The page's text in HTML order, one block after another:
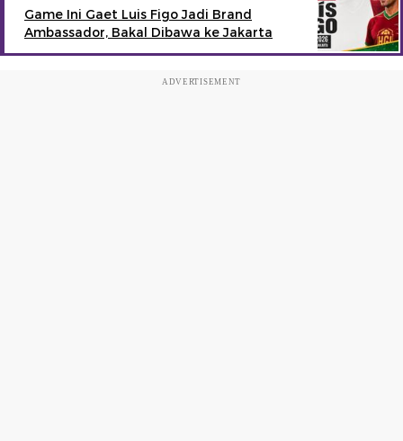
Game Ini Gaet Luis Figo Jadi Brand
Ambassador, Bakal Dibawa ke Jakarta
ADVERTISEMENT